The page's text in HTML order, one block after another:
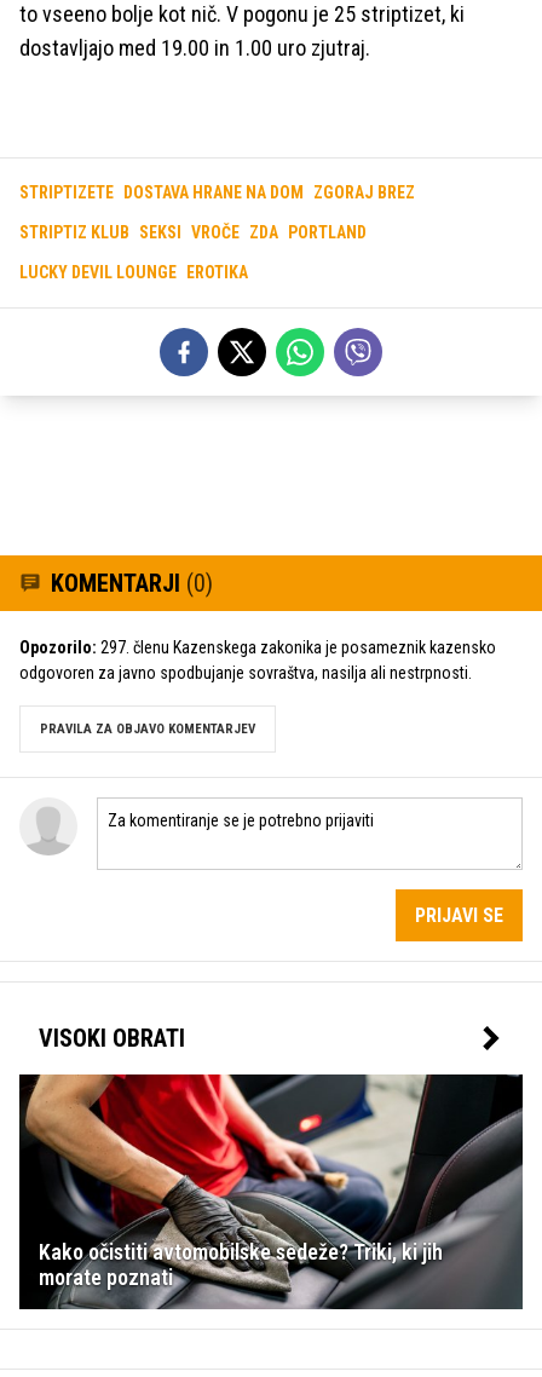
to vseeno bolje kot nič. V pogonu je 25 striptizet, ki
dostavljajo med 19.00 in 1.00 uro zjutraj.
STRIPTIZETE DOSTAVA HRANE NA DOM ZGORAJ BREZ
STRIPTIZ KLUB SEKSI VROČE ZDA PORTLAND
LUCKY DEVIL LOUNGE EROTIKA
KOMENTARJI (0)
Opozorilo: 297. členu Kazenskega zakonika je posameznik kazensko
odgovoren za javno spodbujanje sovraštva, nasilja ali nestrpnosti.
PRAVILA ZA OBJAVO KOMENTARJEV
PRIJAVI SE
VISOKI OBRATI
Kako očistiti avtomobilske sedeže? Triki, ki jih
morate poznati